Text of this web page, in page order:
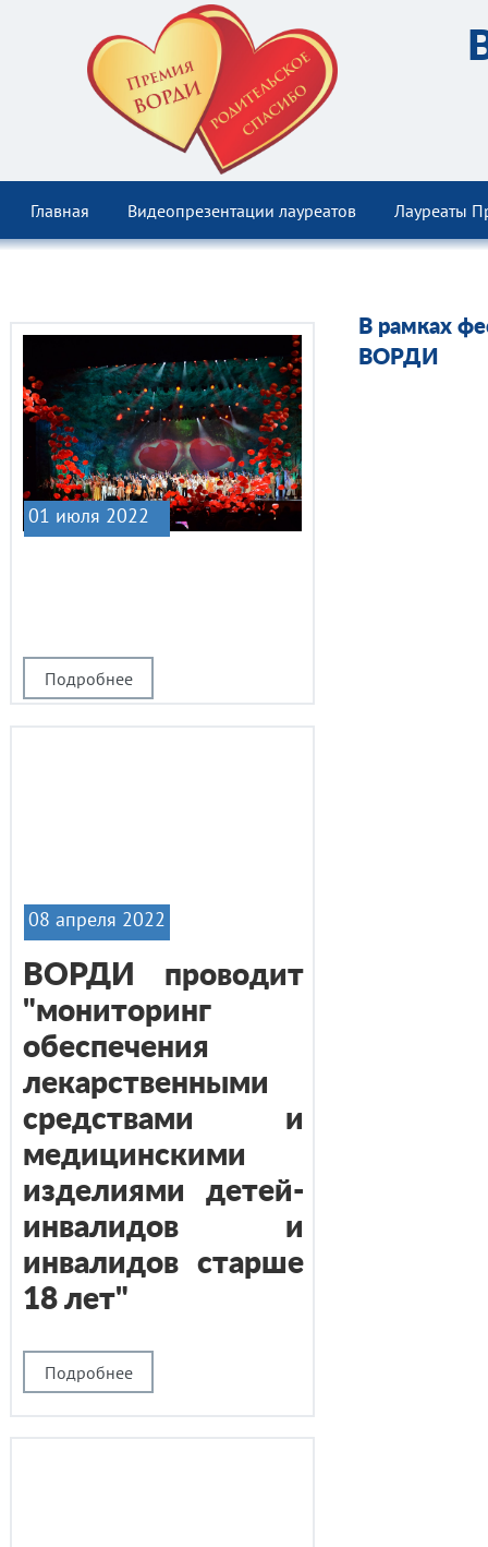
Главная Видеопрезентации лауреатов Лауреаты
В рамках
ВОРДИ
Подробнее
01 июля 2022
Подробнее
ВОРДИ проводит
"мониторинг
обеспечения
лекарственными
средствами и
медицинскими
изделиями детей-
инвалидов и
инвалидов старше
18 лет"
08 апреля 2022